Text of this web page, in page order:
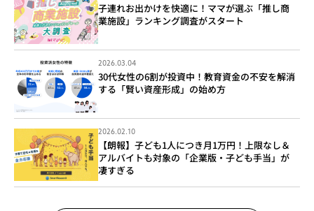
子連れお出かけを快適に！ママが選ぶ「推し商
業施設」ランキング調査がスタート
2026.03.04
30代女性の6割が投資中！教育資金の不安を解消
する「賢い資産形成」の始め方
2026.02.10
【朗報】子ども1人につき月1万円！上限なし＆
アルバイトも対象の「企業版・子ども手当」が
凄すぎる